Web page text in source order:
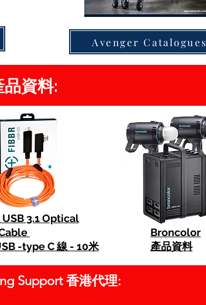
Avenger Catalogues
資料:
USB 3.1 Optical
-type C 線 - 10米
Broncolor
產品資料
Support 香港代理: